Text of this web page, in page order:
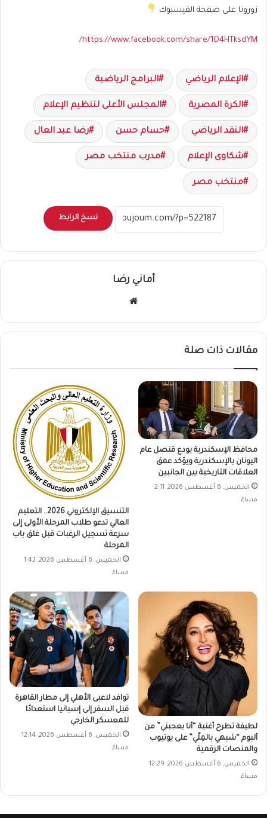
زورونا على صفحة الفيسبوك
https://www.facebook.com/share/1D4HTksdYM/
الإعلام الرياضي البرامج الرياضية
الكرة المصرية المجلس الأعلى لتنظيم الإعلام
النقد الرياضي حسام حسن رضا عبد العال
شكاوى الإعلام مدرب منتخب مصر
منتخب مصر
نسخ الرابط
أماني رضا
مقالات ذات صلة
محافظ الإسكندرية يودع قنصل عام
اليونان بالإسكندرية ويؤكد عمق
العلاقات التاريخية بين الجانبين
الخميس, 6 أغسطس 2026, 2:11
مساءً
التنسيق الإلكتروني 2026.. التعليم
العالي تدعو طلاب المرحلة الأولى إلى
سرعة تسجيل الرغبات قبل غلق باب
المرحلة
الخميس, 6 أغسطس 2026, 1:42
مساءً
لطيفة تطرح أغنية “أنا بعجبني” من
ألبوم “شبهي بالمِلّي” على يوتيوب
والمنصات الرقمية
الخميس, 6 أغسطس 2026, 12:29
مساءً
توافد لاعبى الأهلي إلى مطار القاهرة
قبل السفر إلى إسبانيا استعدادًا
للمعسكر الخارجي
الخميس, 6 أغسطس 2026, 12:14
مساءً